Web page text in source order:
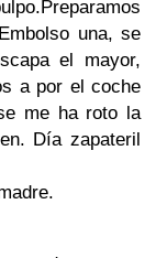
una, se
el mayor,
a por el coche
me ha roto la
Día zapateril